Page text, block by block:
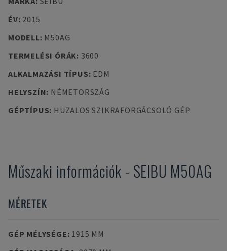
ÉV: 2015
MODELL: M50AG
TERMELÉSI ÓRÁK: 3600
ALKALMAZÁSI TÍPUS: EDM
HELYSZÍN: NÉMETORSZÁG
GÉPTÍPUS: HUZALOS SZIKRAFORGÁCSOLÓ GÉP
Műszaki információk - SEIBU M50AG
MÉRETEK
GÉP MÉLYSÉGE: 1915 MM